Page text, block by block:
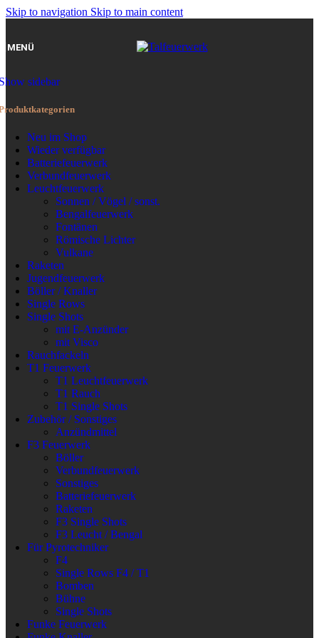
Skip to navigation Skip to main content
MENÜ
sidebar
Neu im Shop
Wieder verfügbar
Batteriefeuerwerk
Verbundfeuerwerk
Leuchtfeuerwerk
Sonnen / Vögel / sonst.
Bengalfeuerwerk
Fontänen
Römische Lichter
Vulkane
Raketen
Jugendfeuerwerk
Böller / Knaller
Single Rows
Single Shots
mit E-Anzünder
mit Visco
Rauchfackeln
T1 Feuerwerk
T1 Leuchtfeuerwerk
T1 Rauch
T1 Single Shots
Zubehör / Sonstiges
Anzündmittel
F3 Feuerwerk
Böller
Verbundfeuerwerk
Sonstiges
Batteriefeuerwerk
Raketen
F3 Single Shots
F3 Leucht / Bengal
Für Pyrotechniker
F4
Single Rows F4 / T1
Bomben
Bühne
Single Shots
Funke Feuerwerk